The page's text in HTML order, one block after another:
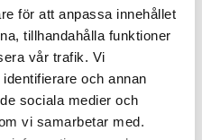
för att anpassa innehållet
tillhandahålla funktioner
vår trafik. Vi
och annan
sociala medier och
vi samarbetar med.